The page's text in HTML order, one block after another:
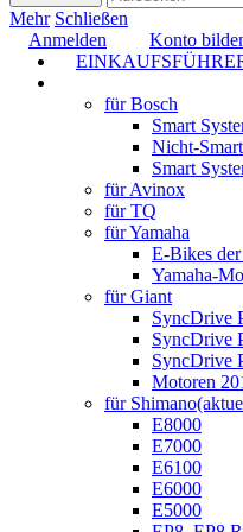
Mehr Schließen
Anmelden
Konto
für Bosch
Smart
Nicht-Smart
Smart
für Avinox
für TQ
für Yamaha
E-Bikes
Yamaha-
für Giant
SyncDrive
SyncDrive
SyncDrive
Motoren
für Shimano
E8000
E7000
E6100
E6000
E5000